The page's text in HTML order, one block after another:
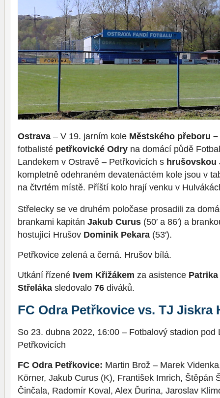
Ostrava – V 19. jarním kole Městského přeboru
fotbalisté petřkovické Odry na domácí půdě
Landekem v Ostravě – Petřkovicích s hrušovskou
kompletně odehraném devatenáctém kole jsou v
na čtvrtém místě. Příští kolo hrají venku v
Střelecky se ve druhém poločase prosadili za
brankami kapitán Jakub Curus (50′ a 86′) a
hostující Hrušov Dominik Pekara (53′).
Petřkovice zelená a černá. Hrušov bílá.
Utkání řízené Ivem Křižákem za asistence
Střeláka sledovalo 76 diváků.
FC Odra Petřkovice vs. TJ Jiskra
So 23. dubna 2022, 16:00 – Fotbalový stadion pod
Petřkovicích
FC Odra Petřkovice: Martin Brož – Marek
Körner, Jakub Curus (K), František Imrich, Štěpán
Činčala, Radomír Koval, Alex Ďurina, Jaroslav